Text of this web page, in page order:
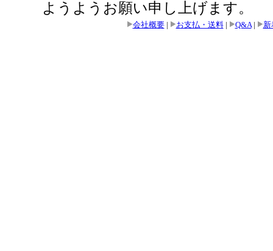
ようようお願い申し上げます。
会社概要| お支払・送料| Q&A| 新